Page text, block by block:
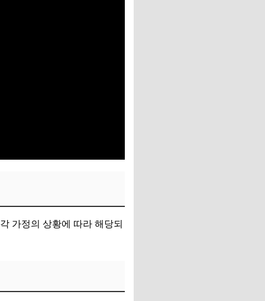
가정의 상황에 따라 해당되